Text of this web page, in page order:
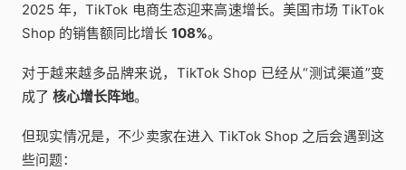
2025 年，TikTok 电商生态迎来高速增长。美国市场 TikTok
Shop 的销售额同比增长 108%。
对于越来越多品牌来说，TikTok Shop 已经从“测试渠道”变
成了 核心增长阵地。
但现实情况是，不少卖家在进入 TikTok Shop 之后会遇到这
些问题：